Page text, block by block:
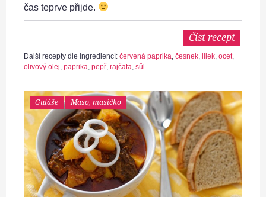
čas teprve přijde.
Číst recept
Další recepty dle ingrediencí: červená paprika česnek lilek ocet,
olivový olej paprika pepř rajčata sůl
Guláše Maso, masíčko